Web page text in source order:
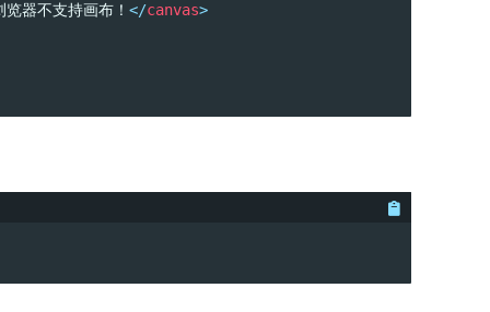
器不支持画布！ </canvas>